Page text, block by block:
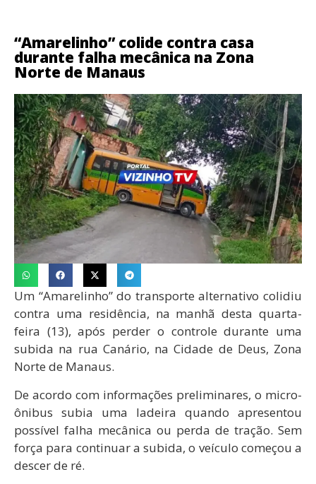
“Amarelinho” colide contra casa
durante falha mecânica na Zona
Norte de Manaus
Um “Amarelinho” do transporte alternativo colidiu
contra uma residência, na manhã desta quarta-
feira (13), após perder o controle durante uma
subida na rua Canário, na Cidade de Deus, Zona
Norte de Manaus.
De acordo com informações preliminares, o micro-
ônibus subia uma ladeira quando apresentou
possível falha mecânica ou perda de tração. Sem
força para continuar a subida, o veículo começou a
descer de ré.